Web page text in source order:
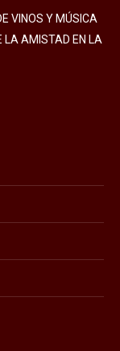
VINOS Y MÚSICA
LA AMISTAD EN LA